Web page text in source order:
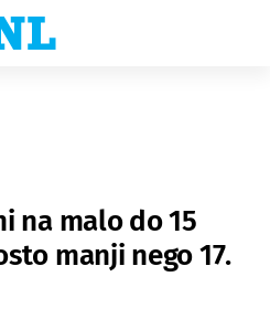
na malo do 15
manji nego 17.